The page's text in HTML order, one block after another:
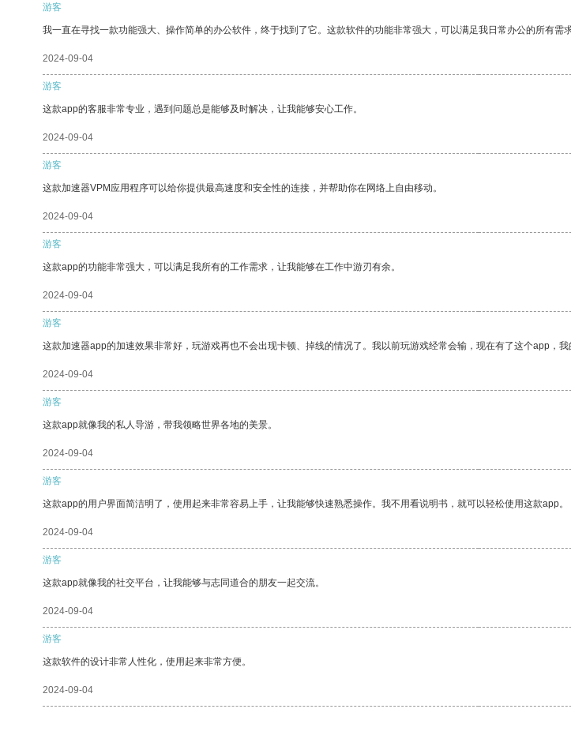
游客
我一直在寻找一款功能强大、操作简单的办公软件，终于找到了它。这款软件的功能非常强大，可以满足我日常办公的所有需
2024-09-04
游客
这款app的客服非常专业，遇到问题总是能够及时解决，让我能够安心工作。
2024-09-04
游客
这款加速器VPM应用程序可以给你提供最高速度和安全性的连接，并帮助你在网络上自由移动。
2024-09-04
游客
这款app的功能非常强大，可以满足我所有的工作需求，让我能够在工作中游刃有余。
2024-09-04
游客
这款加速器app的加速效果非常好，玩游戏再也不会出现卡顿、掉线的情况了。我以前玩游戏经常会输，现在有了这个app，我
2024-09-04
游客
这款app就像我的私人导游，带我领略世界各地的美景。
2024-09-04
游客
这款app的用户界面简洁明了，使用起来非常容易上手，让我能够快速熟悉操作。我不用看说明书，就可以轻松使用这款app。
2024-09-04
游客
这款app就像我的社交平台，让我能够与志同道合的朋友一起交流。
2024-09-04
游客
这款软件的设计非常人性化，使用起来非常方便。
2024-09-04